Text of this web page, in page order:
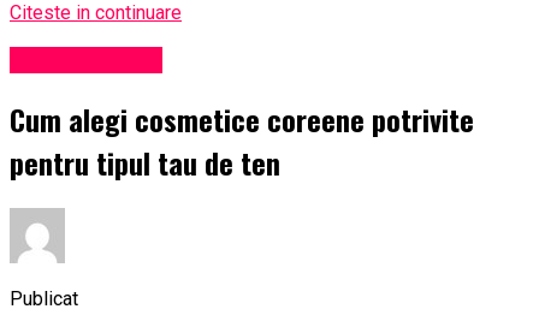
Citeste in continuare
Cum alegi cosmetice coreene potrivite
pentru tipul tau de ten
Publicat